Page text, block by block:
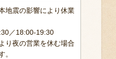
地震の影響により休業
／18:00-19:30
り夜の営業を休む場合
。